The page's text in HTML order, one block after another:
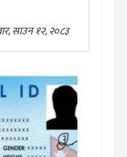
साउन १२, २०८३